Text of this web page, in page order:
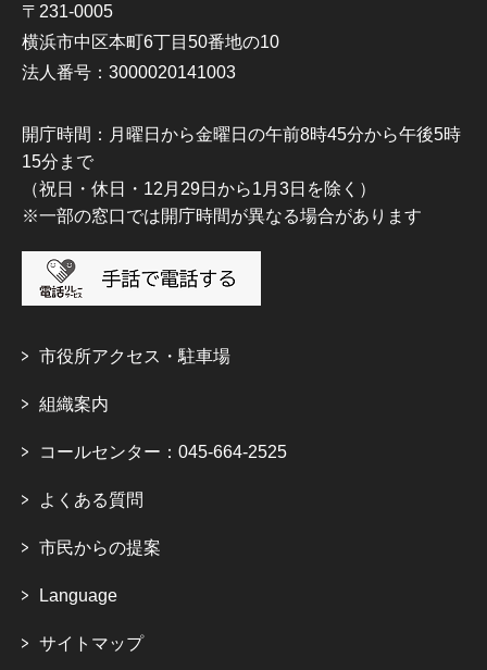
〒231-0005
横浜市中区本町6丁目50番地の10
法人番号：3000020141003
開庁時間：月曜日から金曜日の午前8時45分から午後5時
15分まで
（祝日・休日・12月29日から1月3日を除く）
※一部の窓口では開庁時間が異なる場合があります
市役所アクセス・駐車場
組織案内
コールセンター：045-664-2525
よくある質問
市民からの提案
Language
サイトマップ